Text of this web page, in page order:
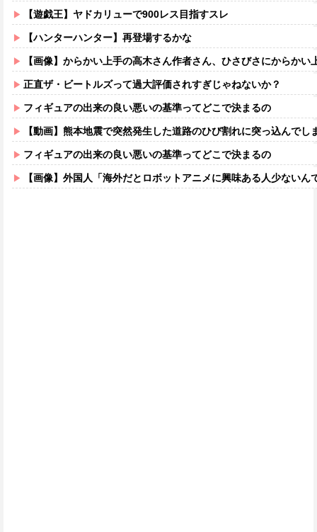
【遊戯王】ヤドカリューで900レス目指すスレ
【ハンターハンター】再登場するかな
【画像】からかい上手の高木さん作者さん、ひさびさにからかい上手の高木
正直ザ・ビートルズって過大評価されすぎじゃねないか？
フィギュアの出来の良い悪いの基準ってどこで決まるの
【動画】熊本地震で突然発生した道路のひび割れに突っ込んでし
フィギュアの出来の良い悪いの基準ってどこで決まるの
【画像】外国人「海外だとロボットアニメに興味ある人少ないん